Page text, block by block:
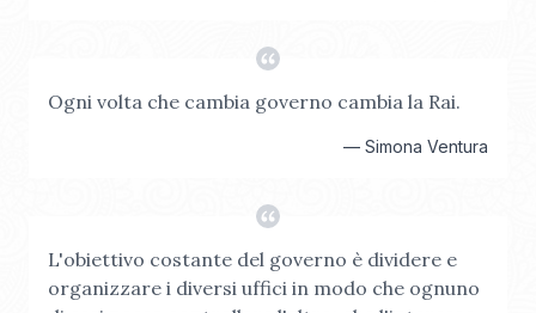
Ogni volta che cambia governo cambia la Rai.
— Simona Ventura
L'obiettivo costante del governo è dividere e
organizzare i diversi uffici in modo che ognuno